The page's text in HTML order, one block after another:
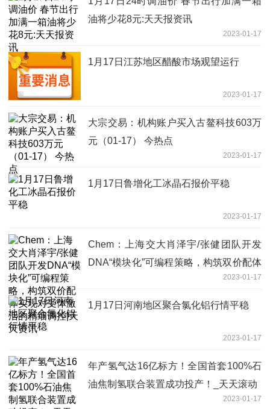
油将少花8元:天天报资讯
2023-01-17
1月17日江苏地区醋酸市场观望运行
2023-01-17
大宗交易：机构账户买入古鳌科技603万
元（01-17） 今热点
2023-01-17
1月17日鲁增化工冰晶石报价平稳
2023-01-17
Chem：上海交大肖泽宇/张健团队开发
DNA“模块化”可编程策略，构筑双价配体
实现对受体激活的精细调控|天天资讯
2023-01-17
1月17日河南地区聚合氯化铝行情平稳
2023-01-17
年产氢气达16亿标方！全国首套100%石
油焦制氢联合装置成功投产！_天天滚动
2023-01-17